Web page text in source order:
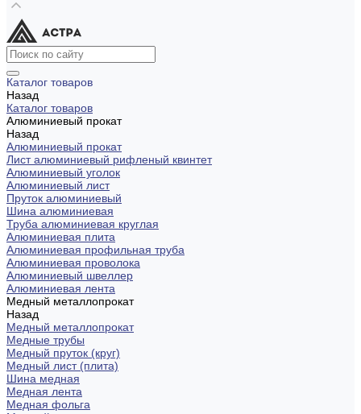
Каталог товаров
Назад
Каталог товаров
Алюминиевый прокат
Назад
Алюминиевый прокат
Лист алюминиевый рифленый квинтет
Алюминиевый уголок
Алюминиевый лист
Пруток алюминиевый
Шина алюминиевая
Труба алюминиевая круглая
Алюминиевая плита
Алюминиевая профильная труба
Алюминиевая проволока
Алюминиевый швеллер
Алюминиевая лента
Медный металлопрокат
Назад
Медный металлопрокат
Медные трубы
Медный пруток (круг)
Медный лист (плита)
Шина медная
Медная лента
Медная фольга